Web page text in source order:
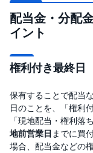
配当金・分配
イント
権利付き最終日
保有することで配当
日のことを、「権利
「現地配当・権利落
地前営業日 までに買
場合、配当金などの